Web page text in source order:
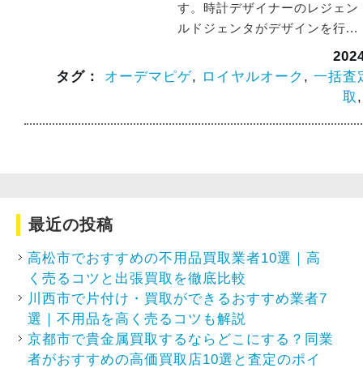
す。時計デザイナーのレジェン
ルドジェンタがデザインを行...
タグ：
オーデマピゲ, ロイヤルオーク , 一括査
取
最近の投稿
高松市でおすすめの不用品買取業者10選｜高
く売るコツと出張買取を徹底比較
川西市で片付け・買取ができるおすすめ業者7
選｜不用品を高く売るコツも解説
京都市で貴金属買取するならどこにする？同業
者がおすすめの高価買取店10選と査定のポイ